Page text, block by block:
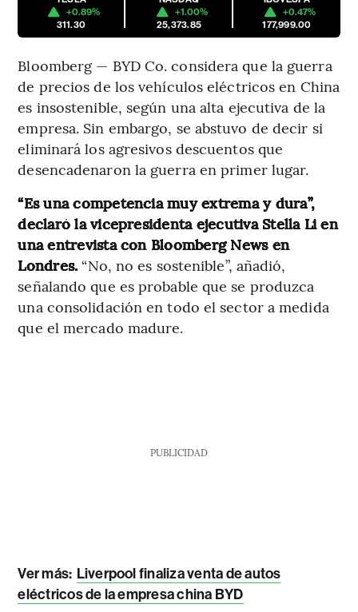
+0.89%
311.30
+1.00%
25,373.85
+0.47%
177,999.00
Bloomberg — BYD Co. considera que la guerra
de precios de los vehículos eléctricos en China
es insostenible, según una alta ejecutiva de la
empresa. Sin embargo, se abstuvo de decir si
eliminará los agresivos descuentos que
desencadenaron la guerra en primer lugar.
“Es una competencia muy extrema y dura”,
declaró la vicepresidenta ejecutiva Stella Li en
una entrevista con Bloomberg News en
Londres. “No, no es sostenible”, añadió,
señalando que es probable que se produzca
una consolidación en todo el sector a medida
que el mercado madure.
PUBLICIDAD
Ver más: Liverpool finaliza venta de autos
eléctricos de la empresa china BYD